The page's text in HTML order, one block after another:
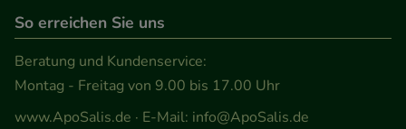
So erreichen Sie uns
Beratung und Kundenservice:
Montag - Freitag von 9.00 bis 17.00 Uhr
www.ApoSalis.de · E-Mail: info@ApoSalis.de